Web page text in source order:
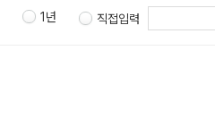
1년 직접입력